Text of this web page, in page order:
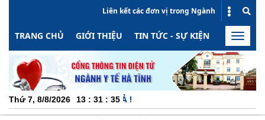
Liên kết các đơn vị trong Ngành
TRANG CHỦ GIỚI THIỆU TIN TỨC - SỰ KIỆN HOẠT
Toggle
Thứ 7, 8/8/2026 13 : 31 : 35